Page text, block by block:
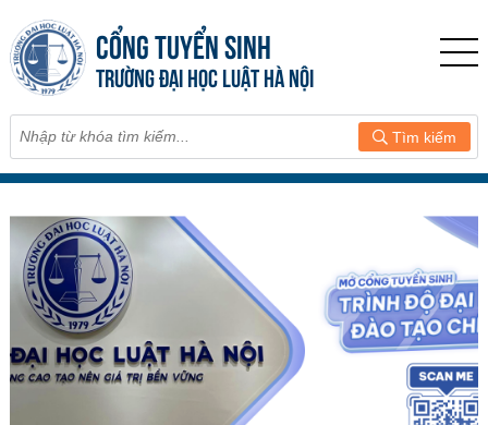
CỔNG TUYỂN SINH
TRƯỜNG ĐẠI HỌC LUẬT HÀ NỘI
Tìm kiếm